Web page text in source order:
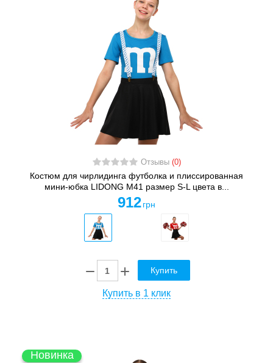
Отзывы (0)
Костюм для чирлидинга футболка и плиссированная
мини-юбка LIDONG M41 размер S-L цвета в...
912 грн
Купить
Купить в 1 клик
Новинка